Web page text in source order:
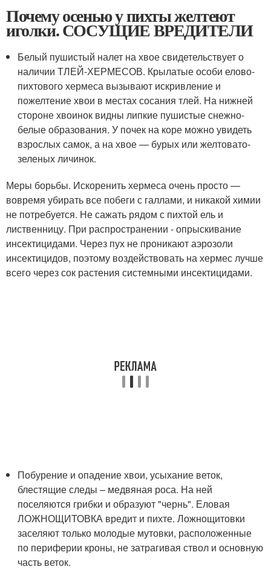
Почему осенью у пихты желтеют
иголки. СОСУЩИЕ ВРЕДИТЕЛИ
Белый пушистый налет на хвое свидетельствует о
наличии ТЛЕЙ-ХЕРМЕСОВ. Крылатые особи елово-
пихтового хермеса вызывают искривление и
пожелтение хвои в местах сосания тлей. На нижней
стороне хвоинок видны липкие пушистые снежно-
белые образования. У почек на коре можно увидеть
взрослых самок, а на хвое — бурых или желтовато-
зеленых личинок.
Меры борьбы. Искоренить хермеса очень просто —
вовремя убирать все побеги с галлами, и никакой химии
не потребуется. Не сажать рядом с пихтой ель и
лиственницу. При распространении - опрыскивание
инсектицидами. Через пух не проникают аэрозоли
инсектицидов, поэтому воздействовать на хермес лучше
всего через сок растения системными инсектицидами.
Побурение и опадение хвои, усыхание веток,
блестящие следы – медвяная роса. На ней
поселяются грибки и образуют "чернь". Еловая
ЛОЖНОЩИТОВКА вредит и пихте. Ложнощитовки
заселяют только молодые мутовки, расположенные
по периферии кроны, не затрагивая ствол и основную
часть веток.